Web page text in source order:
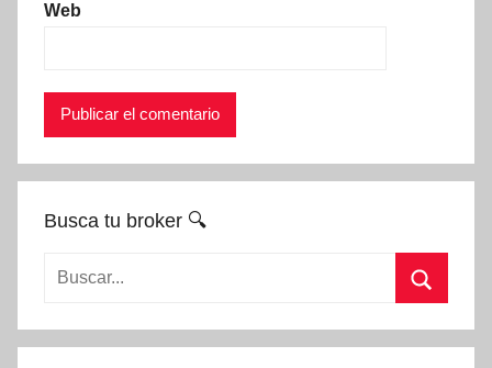
Web
Busca tu broker 🔍
Buscar: